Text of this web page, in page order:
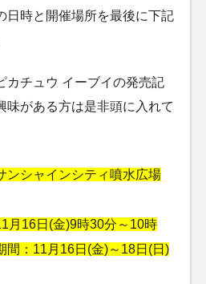
日時と開催場所を最後に下記
カチュウ イーブイの発売記
味がある方は是非頭に入れて
ンシャインシティ噴水広場
月16日(金)9時30分～10時
間：11月16日(金)～18日(日)